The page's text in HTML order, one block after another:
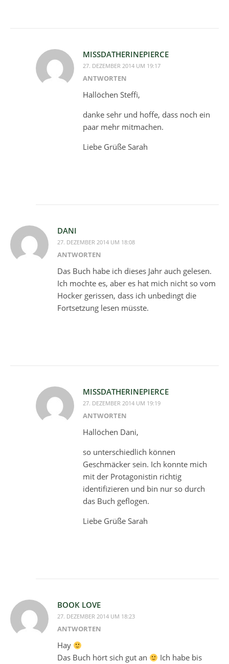
MISSDATHERINEPIERCE
27. DEZEMBER 2014 UM 19:17
ANTWORTEN
Hallöchen Steffi,
danke sehr und hoffe, dass noch ein
paar mehr mitmachen.
Liebe Grüße Sarah
DANI
27. DEZEMBER 2014 UM 18:08
ANTWORTEN
Das Buch habe ich dieses Jahr auch gelesen.
Ich mochte es, aber es hat mich nicht so vom
Hocker gerissen, dass ich unbedingt die
Fortsetzung lesen müsste.
MISSDATHERINEPIERCE
27. DEZEMBER 2014 UM 19:19
ANTWORTEN
Hallöchen Dani,
so unterschiedlich können
Geschmäcker sein. Ich konnte mich
mit der Protagonistin richtig
identifizieren und bin nur so durch
das Buch geflogen.
Liebe Grüße Sarah
BOOK LOVE
27. DEZEMBER 2014 UM 18:23
ANTWORTEN
Hay
Das Buch hört sich gut an
Ich habe bis